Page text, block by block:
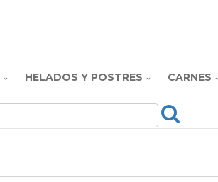
HELADOS Y POSTRES CARNES